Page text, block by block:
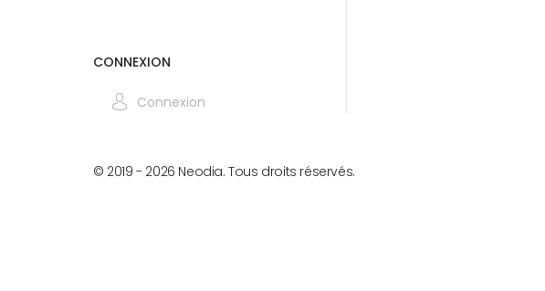
CONNEXION
Connexion
© 2019 - 2026 Neodia. Tous droits réservés.